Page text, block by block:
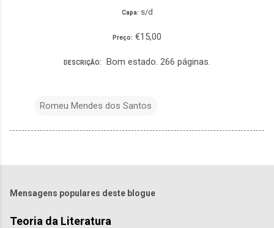
Capa: s/d
Preço: €15,00
DESCRIÇÃO: Bom estado. 266 páginas.
Romeu Mendes dos Santos
Mensagens populares deste blogue
Teoria da Literatura